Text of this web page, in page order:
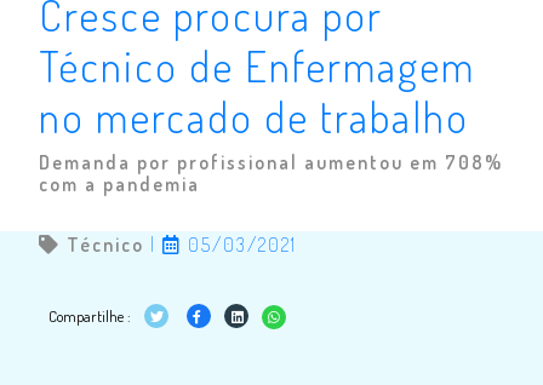
Cresce procura por
Técnico de Enfermagem
no mercado de trabalho
Demanda por profissional aumentou em 708%
com a pandemia
Técnico | 05/03/2021
Compartilhe :